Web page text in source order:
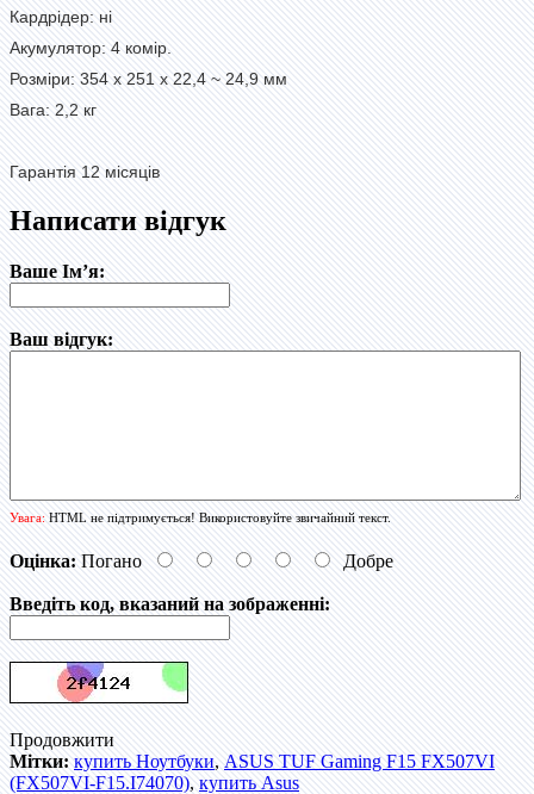
Кардрідер: ні
Акумулятор: 4 комір.
Розміри: 354 x 251 x 22,4 ~ 24,9 мм
Вага: 2,2 кг
Гарантія 12 місяців
Написати відгук
Ваше Ім’я:
Ваш відгук:
Увага:HTML не підтримується! Використовуйте звичайний текст.
Оцінка: Погано Добре
Введіть код, вказаний на зображенні:
Продовжити
Мітки: купить Ноутбуки,ASUS TUF Gaming F15 FX507VI
(FX507VI-F15.I74070),купить Asus